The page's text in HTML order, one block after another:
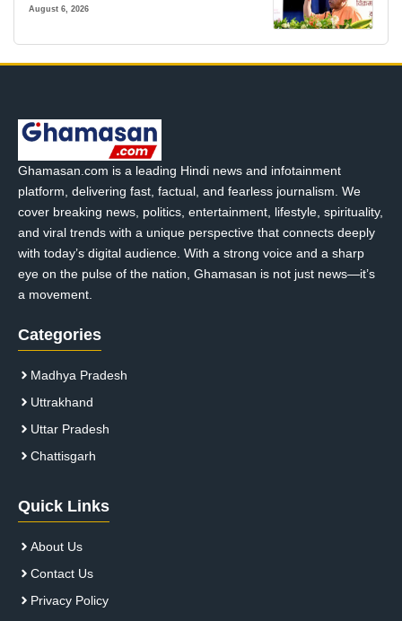
August 6, 2026
Ghamasan.com is a leading Hindi news and infotainment
platform, delivering fast, factual, and fearless journalism. We
cover breaking news, politics, entertainment, lifestyle, spirituality,
and viral trends with a unique perspective that connects deeply
with today’s digital audience. With a strong voice and a sharp
eye on the pulse of the nation, Ghamasan is not just news—it’s
a movement.
Categories
Madhya Pradesh
Uttrakhand
Uttar Pradesh
Chattisgarh
Quick Links
About Us
Contact Us
Privacy Policy